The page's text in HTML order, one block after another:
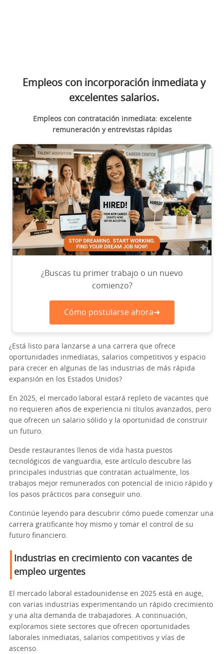
Empleos con incorporación inmediata y
excelentes salarios.
Empleos con contratación inmediata: excelente
remuneración y entrevistas rápidas
¿Buscas tu primer trabajo o un nuevo
comienzo?
Cómo postularse ahora➜
¿Está listo para lanzarse a una carrera que ofrece
oportunidades inmediatas, salarios competitivos y espacio
para crecer en algunas de las industrias de más rápida
expansión en los Estados Unidos?
En 2025, el mercado laboral estará repleto de vacantes que
no requieren años de experiencia ni títulos avanzados, pero
que ofrecen un salario sólido y la oportunidad de construir
un futuro.
Desde restaurantes llenos de vida hasta puestos
tecnológicos de vanguardia, este artículo descubre las
principales industrias que contratan actualmente, los
trabajos mejor remunerados con potencial de inicio rápido y
los pasos prácticos para conseguir uno.
Continúe leyendo para descubrir cómo puede comenzar una
carrera gratificante hoy mismo y tomar el control de su
futuro financiero.
Industrias en crecimiento con vacantes de
empleo urgentes
El mercado laboral estadounidense en 2025 está en auge,
con varias industrias experimentando un rápido crecimiento
y una alta demanda de trabajadores. A continuación,
exploramos siete sectores que ofrecen oportunidades
laborales inmediatas, salarios competitivos y vías de
ascenso.